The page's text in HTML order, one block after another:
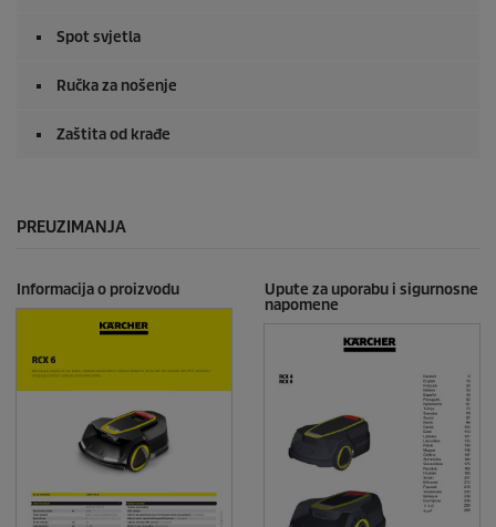
Spot svjetla
Ručka za nošenje
Zaštita od krađe
PREUZIMANJA
Informacija o proizvodu
Upute za uporabu i sigurnosne
napomene